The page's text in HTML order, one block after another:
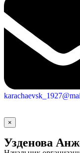
×
Узденова